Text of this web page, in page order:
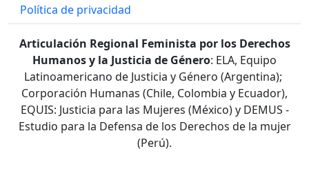
Política de privacidad
Articulación Regional Feminista por los Derechos
Humanos y la Justicia de Género: ELA, Equipo
Latinoamericano de Justicia y Género (Argentina);
Corporación Humanas (Chile, Colombia y Ecuador),
EQUIS: Justicia para las Mujeres (México) y DEMUS -
Estudio para la Defensa de los Derechos de la mujer
(Perú).